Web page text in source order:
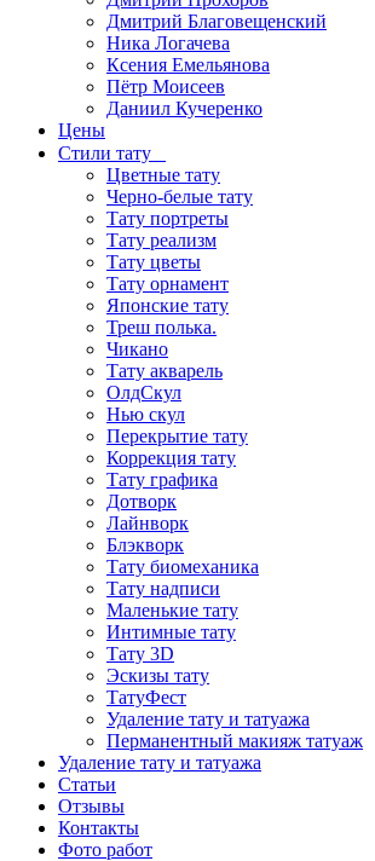
Дмитрий Благовещенский
Ника Логачева
Ксения Емельянова
Пётр Моисеев
Даниил Кучеренко
Цены
Стили тату
Цветные тату
Черно-белые тату
Тату портреты
Тату реализм
Тату цветы
Тату орнамент
Японские тату
Треш полька.
Чикано
Тату акварель
ОлдСкул
Нью скул
Перекрытие тату
Коррекция тату
Тату графика
Дотворк
Лайнворк
Блэкворк
Тату биомеханика
Тату надписи
Маленькие тату
Интимные тату
Тату 3D
Эскизы тату
ТатуФест
Удаление тату и татуажа
Перманентный макияж татуаж
Удаление тату и татуажа
Статьи
Отзывы
Контакты
Фото работ